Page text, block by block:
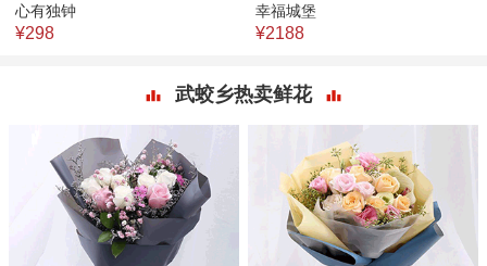
心有独钟
¥298
幸福城堡
¥2188
武蛟乡热卖鲜花